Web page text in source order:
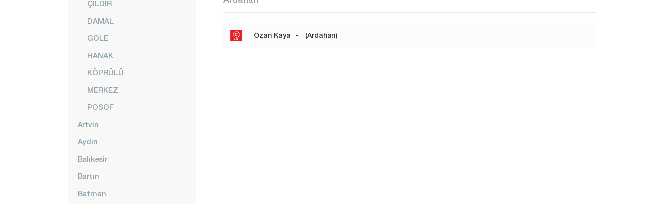
ÇILDIR
DAMAL
GÖLE
HANAK
KÖPRÜLÜ
MERKEZ
POSOF
Artvin
Aydın
Balıkesir
Bartın
Batman
Ozan Kaya - (Ardahan)